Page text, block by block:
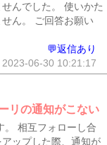
んでした。 使いかた
ん。 ご回答お願い
💬返信あり
2023-06-30 10:21:17
リの通知がこない
。 相互フォローし合
ップした際、通知が